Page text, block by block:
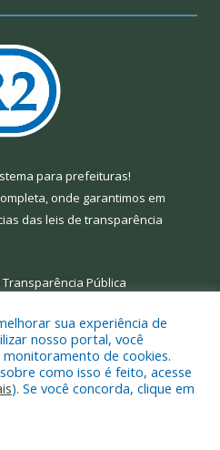
para prefeituras!
onde garantimos em
das leis de transparência
Pública
Prefeitura Municipal de Limoeiro
Ajuru.
Administrativa
sua experiência de
nosso portal, você
de cookies.
como isso é feito, acesse
). Se você concorda, clique em